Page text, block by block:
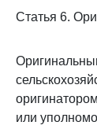
Статья 6.
или